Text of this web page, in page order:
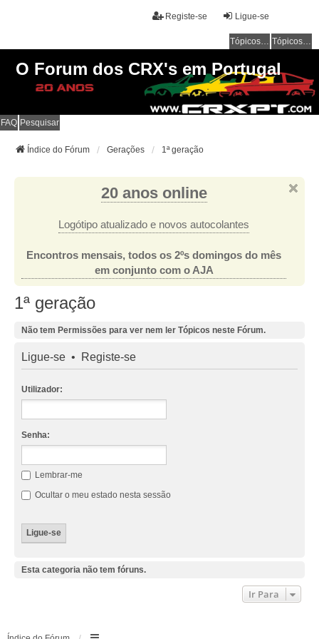
Ligue-se
Registe-se
Tópicos sem resposta Tópicos ativos
O Forum dos CRX's em Portugal
FAQ Pesquisar
Índice do Fórum Gerações 1ª geração
20 anos online
Logótipo atualizado e novos autocolantes
Encontros mensais, todos os 2ºs domingos do mês
em conjunto com o AJA
1ª geração
Não tem Permissões para ver nem ler Tópicos neste Fórum.
Ligue-se • Registe-se
Utilizador:
Senha:
Lembrar-me
Ocultar o meu estado nesta sessão
Esta categoria não tem fóruns.
Ir Para